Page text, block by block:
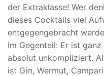
der Extraklasse! Wer
dieses Cocktails viel
entgegengebracht
Im Gegenteil: Er ist
absolut unkompliziert.
ist Gin, Wermut,